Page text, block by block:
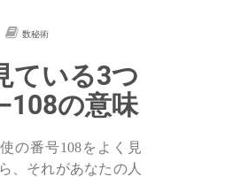
数秘術
ている3つ
の意味
の番号108をよく見
、それがあなたの人